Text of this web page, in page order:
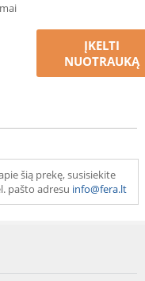
ĮKELTI
NUOTRAUKĄ
šią prekę, susisiekite
pašto adresu info@fera.lt